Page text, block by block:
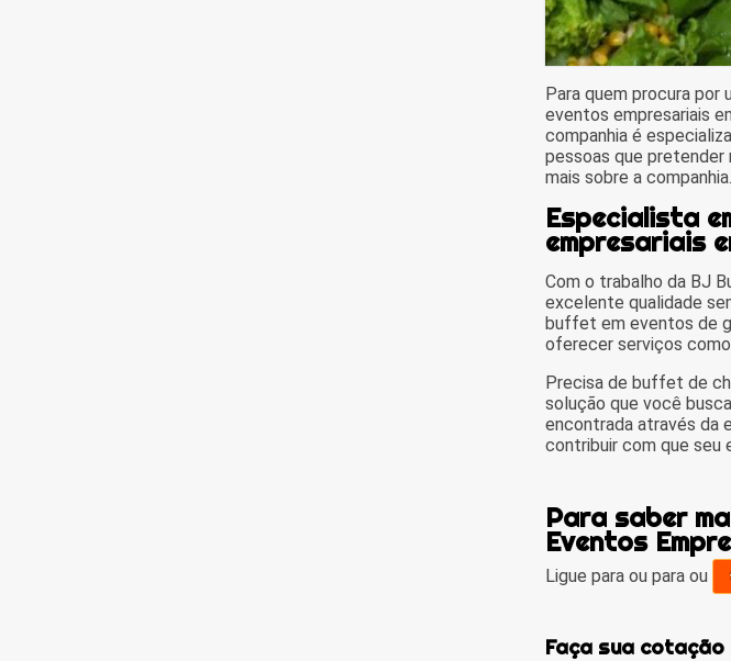
Para quem procura
eventos empresariais
companhia é
pessoas que
mais sobre a companhia.
Especialista
empresariais
Com o trabalho da BJ
excelente qualidade
buffet em eventos de
oferecer serviços
Precisa de buffet de
solução que você
encontrada através da
contribuir com que seu
Para saber
Eventos
Ligue para ou para ou
Faça sua cotação